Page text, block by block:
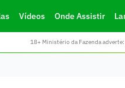
Vídeos Onde Assistir
18+ Ministério da Fazenda